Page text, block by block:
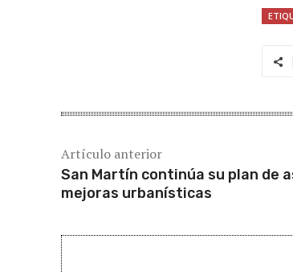
Artículo anterior
San Martín continúa su plan de
mejoras urbanísticas